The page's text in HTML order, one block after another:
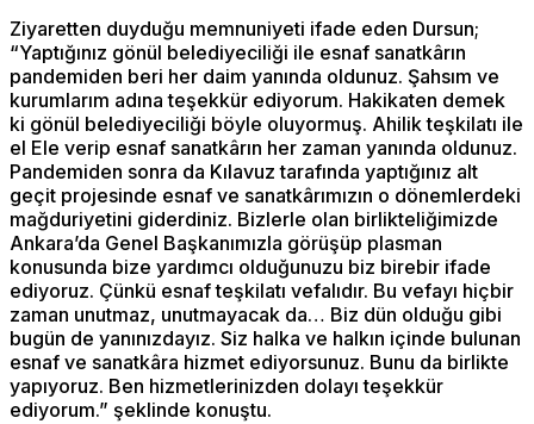
Ziyaretten duyduğu memnuniyeti ifade eden Dursun;
“Yaptığınız gönül belediyeciliği ile esnaf sanatkârın
pandemiden beri her daim yanında oldunuz. Şahsım ve
kurumlarım adına teşekkür ediyorum. Hakikaten demek
ki gönül belediyeciliği böyle oluyormuş. Ahilik teşkilatı ile
el Ele verip esnaf sanatkârın her zaman yanında oldunuz.
Pandemiden sonra da Kılavuz tarafında yaptığınız alt
geçit projesinde esnaf ve sanatkârımızın o dönemlerdeki
mağduriyetini giderdiniz. Bizlerle olan birlikteliğimizde
Ankara’da Genel Başkanımızla görüşüp plasman
konusunda bize yardımcı olduğunuzu biz birebir ifade
ediyoruz. Çünkü esnaf teşkilatı vefalıdır. Bu vefayı hiçbir
zaman unutmaz, unutmayacak da… Biz dün olduğu gibi
bugün de yanınızdayız. Siz halka ve halkın içinde bulunan
esnaf ve sanatkâra hizmet ediyorsunuz. Bunu da birlikte
yapıyoruz. Ben hizmetlerinizden dolayı teşekkür
ediyorum.” şeklinde konuştu.